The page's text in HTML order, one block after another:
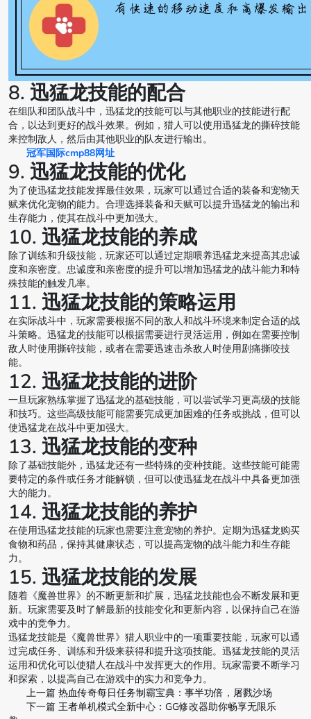
8. 迅猛龙技能的配合
在组队和团队战斗中，迅猛龙的技能可以与其他职业的技能进行配
合，以达到更好的战斗效果。例如，猎人可以使用迅猛龙的撕碎技能
来控制敌人，然后由其他职业的队友进行输出。
冠军国际cmp88网址
9. 迅猛龙技能的优化
为了使迅猛龙技能发挥最佳效果，玩家可以通过合适的装备和宠物天
赋来优化宠物的能力。合理选择装备和天赋可以提升迅猛龙的输出和
生存能力，使其在战斗中更加强大。
10. 迅猛龙技能的养成
除了训练和升级技能，玩家还可以通过定期喂养迅猛龙来提高其忠诚
度和亲密度。忠诚度和亲密度的提升可以增加迅猛龙的战斗能力和特
殊技能的触发几率。
11. 迅猛龙技能的策略运用
在实际战斗中，玩家需要根据不同的敌人和战斗环境来制定合适的战
斗策略。迅猛龙的技能可以根据需要进行灵活运用，例如在需要控制
敌人时使用撕碎技能，或者在需要迅速击杀敌人时使用剧痛撕咬技
能。
12. 迅猛龙技能的进阶
一旦玩家熟练掌握了迅猛龙的基础技能，可以尝试学习更高级的技能
和技巧。这些高级技能可能需要完成更加困难的任务或挑战，但可以
使迅猛龙在战斗中更加强大。
13. 迅猛龙技能的变种
除了基础技能外，迅猛龙还有一些特殊的变种技能。这些技能可能需
要特定的条件或任务才能解锁，但可以使迅猛龙在战斗中具备更加强
大的能力。
14. 迅猛龙技能的养护
在使用迅猛龙技能的玩家也需要注意宠物的养护。定期为迅猛龙购买
食物和药品，保持其健康状态，可以提高宠物的战斗能力和生存能
力。
15. 迅猛龙技能的发展
随着《魔兽世界》的不断更新和扩展，迅猛龙技能也会不断发展和更
新。玩家需要及时了解最新的技能变化和更新内容，以保持自己在游
戏中的竞争力。
迅猛龙技能是《魔兽世界》猎人职业中的一项重要技能，玩家可以通
过完成任务、训练和升级来获得和提升这项技能。迅猛龙技能的灵活
运用和优化可以使猎人在战斗中发挥更大的作用。玩家需要不断学习
和探索，以提高自己在游戏中的实力和竞争力。
上一篇 热血传奇每日任务制霸宝典：事半功倍，屠戮沙场
下一篇 王者单机模式全新中心：GG修改器助你畅享无限乐